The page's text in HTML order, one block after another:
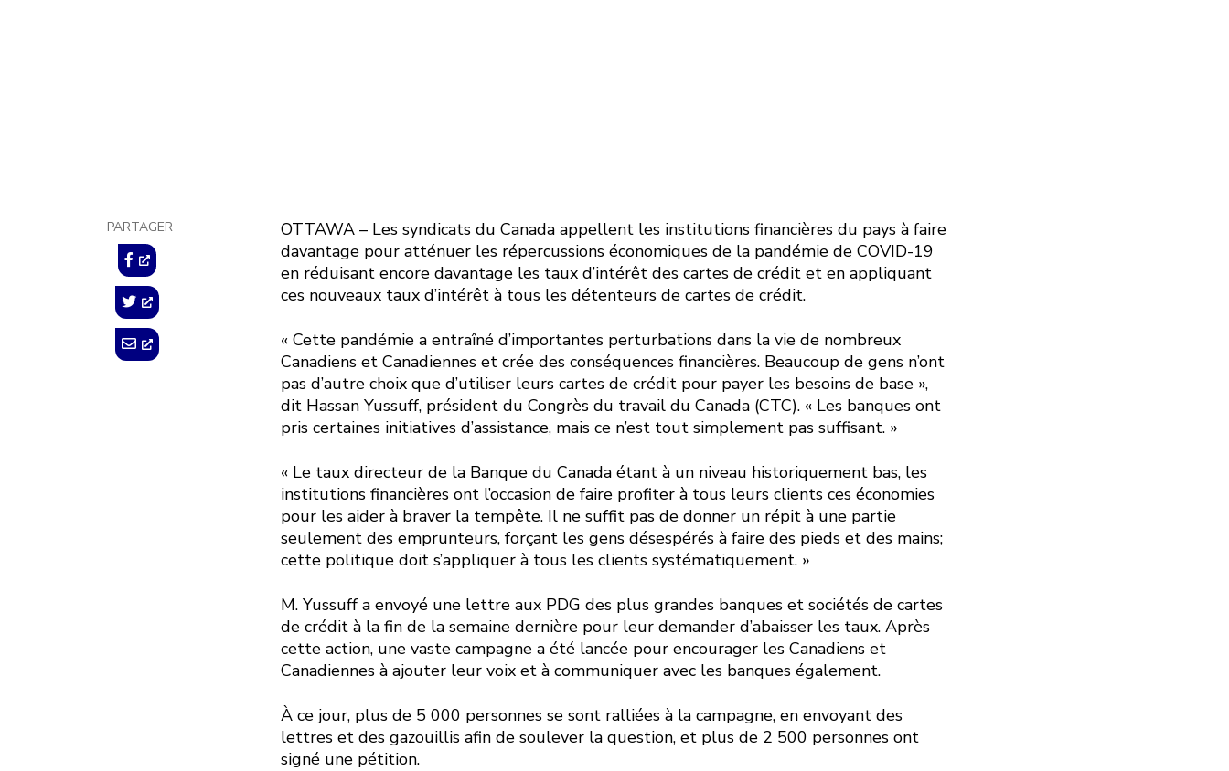
PARTAGER
OTTAWA – Les syndicats du Canada appellent les institutions financières du pays à faire
davantage pour atténuer les répercussions économiques de la pandémie de COVID-19
en réduisant encore davantage les taux d’intérêt des cartes de crédit et en appliquant
ces nouveaux taux d’intérêt à tous les détenteurs de cartes de crédit.
« Cette pandémie a entraîné d’importantes perturbations dans la vie de nombreux
Canadiens et Canadiennes et crée des conséquences financières. Beaucoup de gens n’ont
pas d’autre choix que d’utiliser leurs cartes de crédit pour payer les besoins de base »,
dit Hassan Yussuff, président du Congrès du travail du Canada (CTC). « Les banques ont
pris certaines initiatives d’assistance, mais ce n’est tout simplement pas suffisant. »
« Le taux directeur de la Banque du Canada étant à un niveau historiquement bas, les
institutions financières ont l’occasion de faire profiter à tous leurs clients ces économies
pour les aider à braver la tempête. Il ne suffit pas de donner un répit à une partie
seulement des emprunteurs, forçant les gens désespérés à faire des pieds et des mains;
cette politique doit s’appliquer à tous les clients systématiquement. »
M. Yussuff a envoyé une lettre aux PDG des plus grandes banques et sociétés de cartes
de crédit à la fin de la semaine dernière pour leur demander d’abaisser les taux. Après
cette action, une vaste campagne a été lancée pour encourager les Canadiens et
Canadiennes à ajouter leur voix et à communiquer avec les banques également.
À ce jour, plus de 5 000 personnes se sont ralliées à la campagne, en envoyant des
lettres et des gazouillis afin de soulever la question, et plus de 2 500 personnes ont
signé une pétition.